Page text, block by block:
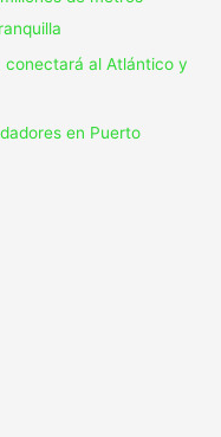
conectará al Atlántico y
en Puerto